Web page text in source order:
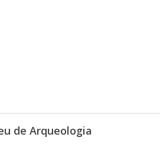
de Arqueologia